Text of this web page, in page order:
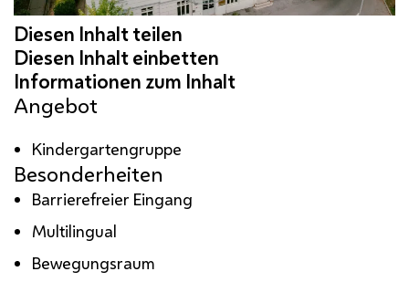
Angebot
Kindergartengruppe
Besonderheiten
Barrierefreier Eingang
Multilingual
Bewegungsraum